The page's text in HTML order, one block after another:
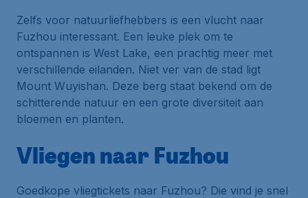
Zelfs voor natuurliefhebbers is een vlucht naar
Fuzhou interessant. Een leuke plek om te
ontspannen is West Lake, een prachtig meer met
verschillende eilanden. Niet ver van de stad ligt
Mount Wuyishan. Deze berg staat bekend om de
schitterende natuur en een grote diversiteit aan
bloemen en planten.
Vliegen naar Fuzhou
Goedkope vliegtickets naar Fuzhou? Die vind je snel